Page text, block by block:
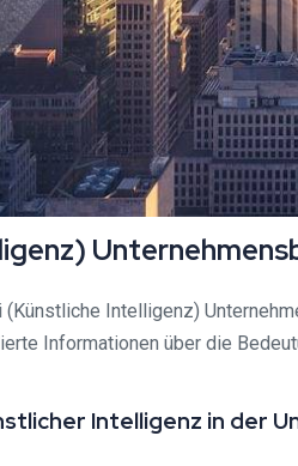
Intelligenz)
Informationen über die
Intelligenz in der